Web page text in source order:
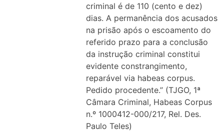
criminal é de 110 (cento e dez)
dias. A permanência dos acusados
na prisão após o escoamento do
referido prazo para a conclusão
da instrução criminal constitui
evidente constrangimento,
reparável via habeas corpus.
Pedido procedente.” (TJGO, 1ª
Câmara Criminal, Habeas Corpus
n.º 1000412-000/217, Rel. Des.
Paulo Teles)